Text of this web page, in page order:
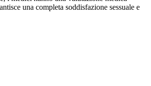
una completa soddisfazione sessuale e